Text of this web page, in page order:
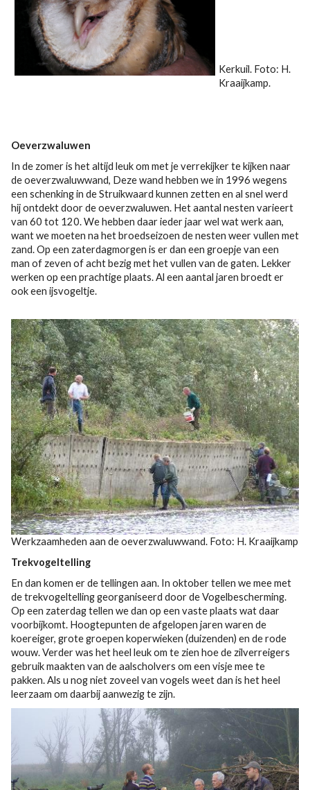
Kerkuil. Foto: H.
Kraaijkamp.
Oeverzwaluwen
In de zomer is het altijd leuk om met je verrekijker te kijken naar
de oeverzwaluwwand, Deze wand hebben we in 1996 wegens
een schenking in de Struikwaard kunnen zetten en al snel werd
hij ontdekt door de oeverzwaluwen. Het aantal nesten varieert
van 60 tot 120. We hebben daar ieder jaar wel wat werk aan,
want we moeten na het broedseizoen de nesten weer vullen met
zand. Op een zaterdagmorgen is er dan een groepje van een
man of zeven of acht bezig met het vullen van de gaten. Lekker
werken op een prachtige plaats. Al een aantal jaren broedt er
ook een ijsvogeltje.
Werkzaamheden aan de oeverzwaluwwand. Foto: H. Kraaijkamp
Trekvogeltelling
En dan komen er de tellingen aan. In oktober tellen we mee met
de trekvogeltelling georganiseerd door de Vogelbescherming.
Op een zaterdag tellen we dan op een vaste plaats wat daar
voorbijkomt. Hoogtepunten de afgelopen jaren waren de
koereiger, grote groepen koperwieken (duizenden) en de rode
wouw. Verder was het heel leuk om te zien hoe de zilverreigers
gebruik maakten van de aalscholvers om een visje mee te
pakken. Als u nog niet zoveel van vogels weet dan is het heel
leerzaam om daarbij aanwezig te zijn.